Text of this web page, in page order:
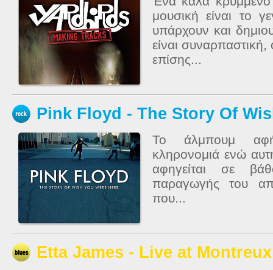
μουσική είναι το
υπάρχουν και
είναι
επίσης...
Pink Floyd - The Story Of
Το άλμπουμ
κληρονομιά ενώ
αφηγείται σε
παραγωγής του
που...
Etta James - Live at